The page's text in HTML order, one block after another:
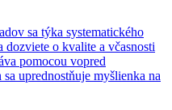
sa týka systematického
dozviete o kvalite a včasnosti
pomocou vopred
uprednostňuje myšlienka na